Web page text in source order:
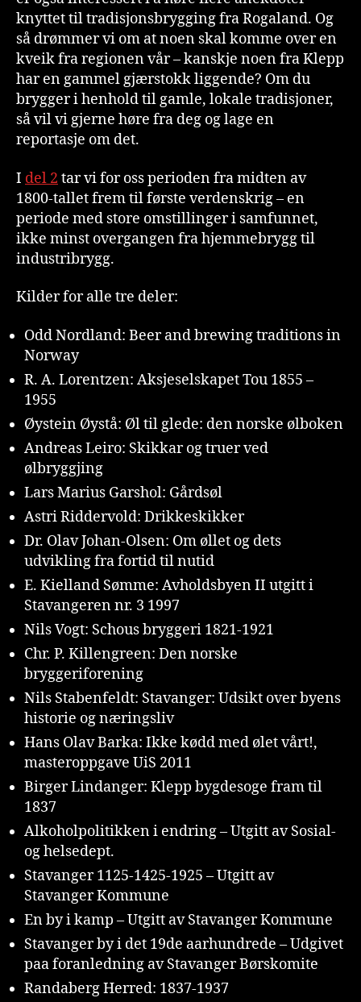
knyttet til tradisjonsbrygging fra Rogaland. Og
så drømmer vi om at noen skal komme over en
kveik fra regionen vår – kanskje noen fra Klepp
har en gammel gjærstokk liggende? Om du
brygger i henhold til gamle, lokale tradisjoner,
så vil vi gjerne høre fra deg og lage en
reportasje om det.
I del 2 tar vi for oss perioden fra midten av
1800-tallet frem til første verdenskrig – en
periode med store omstillinger i samfunnet,
ikke minst overgangen fra hjemmebrygg til
industribrygg.
Kilder for alle tre deler:
Odd Nordland: Beer and brewing traditions in
Norway
R. A. Lorentzen: Aksjeselskapet Tou 1855 –
1955
Øystein Øystå: Øl til glede: den norske ølboken
Andreas Leiro: Skikkar og truer ved
ølbryggjing
Lars Marius Garshol: Gårdsøl
Astri Riddervold: Drikkeskikker
Dr. Olav Johan-Olsen: Om øllet og dets
udvikling fra fortid til nutid
E. Kielland Sømme: Avholdsbyen II utgitt i
Stavangeren nr. 3 1997
Nils Vogt: Schous bryggeri 1821-1921
Chr. P. Killengreen: Den norske
bryggeriforening
Nils Stabenfeldt: Stavanger: Udsikt over byens
historie og næringsliv
Hans Olav Barka: Ikke kødd med ølet vårt!,
masteroppgave UiS 2011
Birger Lindanger: Klepp bygdesoge fram til
1837
Alkoholpolitikken i endring – Utgitt av Sosial-
og helsedept.
Stavanger 1125-1425-1925 – Utgitt av
Stavanger Kommune
En by i kamp – Utgitt av Stavanger Kommune
Stavanger by i det 19de aarhundrede – Udgivet
paa foranledning av Stavanger Børskomite
Randaberg Herred: 1837-1937